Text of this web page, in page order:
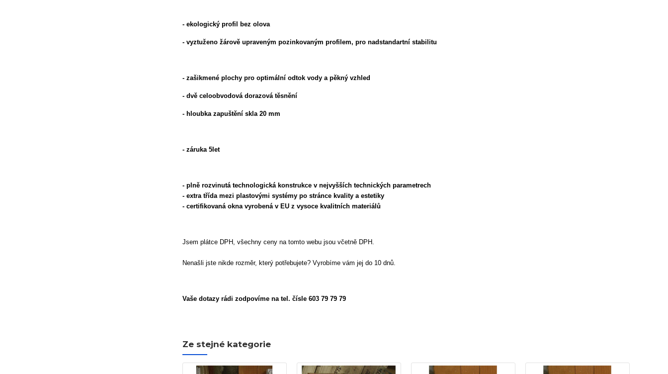
- ekologický profil bez olova
- vyztuženo žárově upraveným pozinkovaným profilem, pro nadstandartní stabilitu
- zašikmené plochy pro optimální odtok vody a pěkný vzhled
- dvě celoobvodová dorazová těsnění
- hloubka zapuštění skla 20 mm
- záruka 5let
- plně rozvinutá technologická konstrukce v nejvyšších technických parametrech
- extra třída mezi plastovými systémy po stránce kvality a estetiky
- certifikovaná okna vyrobená v EU z vysoce kvalitních materiálů
Jsem plátce DPH, všechny ceny na tomto webu jsou včetně DPH.
Nenašli jste nikde rozměr, který potřebujete? Vyrobíme vám jej do 10 dnů.
Vaše dotazy rádi zodpovíme na tel. čísle 603 79 79 79
Ze stejné kategorie